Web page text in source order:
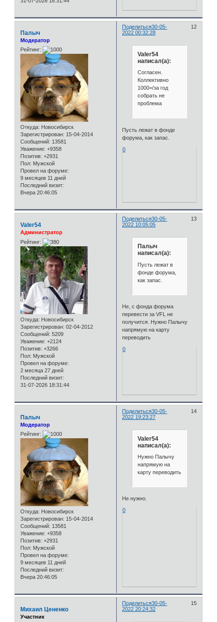
Поделиться 12
30-05-
2022 00:32:28
Палыч
Модератор
Рейтинг:
Откуда: Новосибирск
Зарегистрирован: 15-04-2014
Сообщений: 13581
Уважение: +9358
Позитив: +2931
Пол: Мужской
Провел на форуме:
9 месяцев 11 дней
Последний визит:
Вчера 20:46:05
Valer54
написал(а):
Согласен.
Коллективно
1000=/за год
собрать не
проблема
Пусть лежат в фонде
форума, как запас.
0
Поделиться 13
30-05-
2022 10:05:05
Valer54
Администратор
Рейтинг:
Откуда: Новосибирск
Зарегистрирован: 02-04-2012
Сообщений: 5209
Уважение: +2124
Позитив: +3266
Пол: Мужской
Провел на форуме:
2 месяца 27 дней
Последний визит:
31-07-2026 18:31:44
Палыч
написал(а):
Пусть лежат в
фонде форума,
как запас.
Не, с фонда форума
перевести за VFL не
получится. Нужно Палычу
напрямую на карту
переводить
0
Поделиться 14
30-05-
2022 19:23:27
Палыч
Модератор
Рейтинг:
Откуда: Новосибирск
Зарегистрирован: 15-04-2014
Сообщений: 13581
Уважение: +9358
Позитив: +2931
Пол: Мужской
Провел на форуме:
9 месяцев 11 дней
Последний визит:
Вчера 20:46:05
Valer54
написал(а):
Нужно Палычу
напрямую на
карту переводить
Не нужно.
0
Поделиться 15
30-05-
2022 20:24:32
Михаил Цененко
Участник